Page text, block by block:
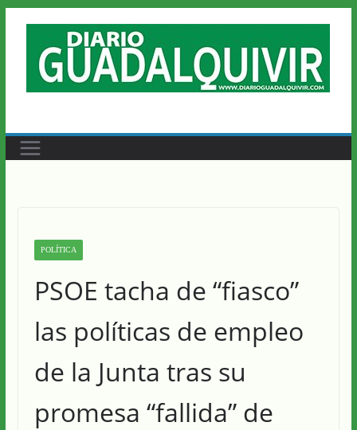
contenido
POLÍTICA
PSOE tacha de “fiasco”
las políticas de empleo
de la Junta tras su
promesa “fallida” de